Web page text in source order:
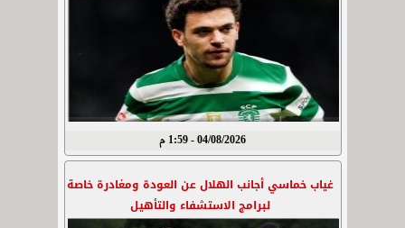
04/08/2026 - 1:59 م
غياب خماسي أجانب الهلال عن العودة ومغادرة خاصة
لبرامج الاستشفاء والتأهيل